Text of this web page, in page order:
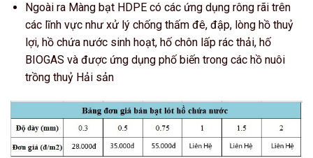
Ngoài ra Màng bạt HDPE có các ứng dụng rông rãi trên
các lĩnh vực như xử lý chống thấm đê, đập, lòng hồ thuỷ
lợi, hồ chứa nước sinh hoạt, hố chôn lấp rác thải, hố
BIOGAS và được ứng dụng phố biến trong các hồ nuôi
trồng thuỷ Hải sản